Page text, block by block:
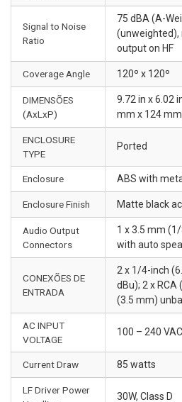
Signal to Noise
Ratio
75 dBA (A-
(unweighted),
output on HF
Coverage Angle 120º x 120º
DIMENSÕES
(AxLxP)
9.72 in x 6.02
mm x 124
ENCLOSURE
TYPE
Ported
Enclosure ABS with
Enclosure Finish Matte black
Audio Output
Connectors
1 x 3.5 mm
with auto
CONEXÕES DE
ENTRADA
2 x 1/4-inch
dBu); 2 x RCA
(3.5 mm)
AC INPUT
VOLTAGE
100 – 240
Current Draw 85 watts
LF Driver Power
30W, Class D